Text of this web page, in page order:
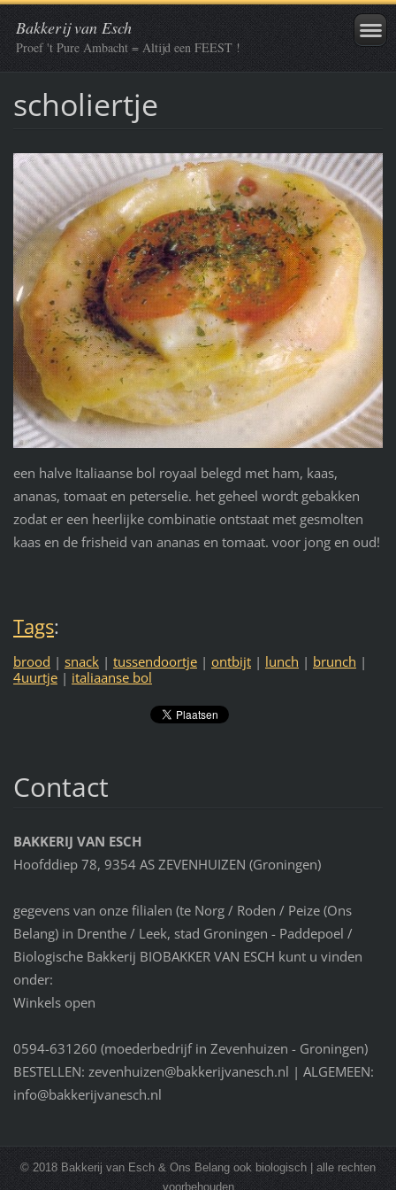
Bakkerij van Esch
Proef 't Pure Ambacht = Altijd een FEEST !
scholiertje
een halve Italiaanse bol royaal belegd met ham, kaas,
ananas, tomaat en peterselie. het geheel wordt gebakken
zodat er een heerlijke combinatie ontstaat met gesmolten
kaas en de frisheid van ananas en tomaat. voor jong en oud!
Tags:
brood | snack | tussendoortje | ontbijt | lunch | brunch |
4uurtje | italiaanse bol
Contact
BAKKERIJ VAN ESCH
Hoofddiep 78, 9354 AS ZEVENHUIZEN (Groningen)
gegevens van onze filialen (te Norg / Roden / Peize (Ons
Belang) in Drenthe / Leek, stad Groningen - Paddepoel /
Biologische Bakkerij BIOBAKKER VAN ESCH kunt u vinden
onder:
Winkels open
0594-631260 (moederbedrijf in Zevenhuizen - Groningen)
BESTELLEN: zevenhuizen@bakkerijvanesch.nl | ALGEMEEN:
info@bakkerijvanesch.nl
© 2018 Bakkerij van Esch & Ons Belang ook biologisch | alle rechten
voorbehouden